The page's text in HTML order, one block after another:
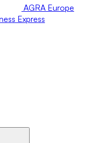
AGRA Europe
Express